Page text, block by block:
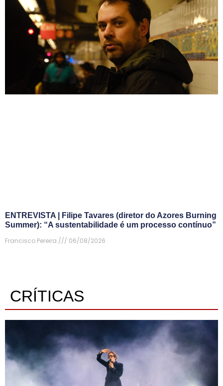
ENTREVISTA | Filipe Tavares (diretor do Azores Burning
Summer): “A sustentabilidade é um processo contínuo”
Francisco Pereira
06/08/2026
CRÍTICAS